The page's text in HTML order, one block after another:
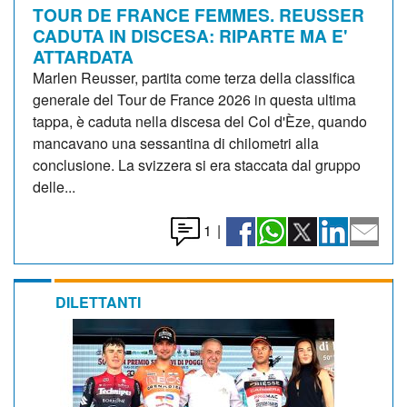
TOUR DE FRANCE FEMMES. REUSSER
CADUTA IN DISCESA: RIPARTE MA E'
ATTARDATA
Marlen Reusser, partita come terza della classifica
generale del Tour de France 2026 in questa ultima
tappa, è caduta nella discesa del Col d'Èze, quando
mancavano una sessantina di chilometri alla
conclusione. La svizzera si era staccata dal gruppo
delle...
1 |
DILETTANTI